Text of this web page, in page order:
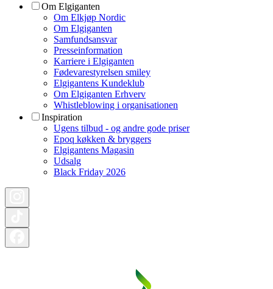
Om Elgiganten
Om Elkjøp Nordic
Om Elgiganten
Samfundsansvar
Presseinformation
Karriere i Elgiganten
Fødevarestyrelsen smiley
Elgigantens Kundeklub
Om Elgiganten Erhverv
Whistleblowing i organisationen
Inspiration
Ugens tilbud - og andre gode priser
Epoq køkken & bryggers
Elgigantens Magasin
Udsalg
Black Friday 2026